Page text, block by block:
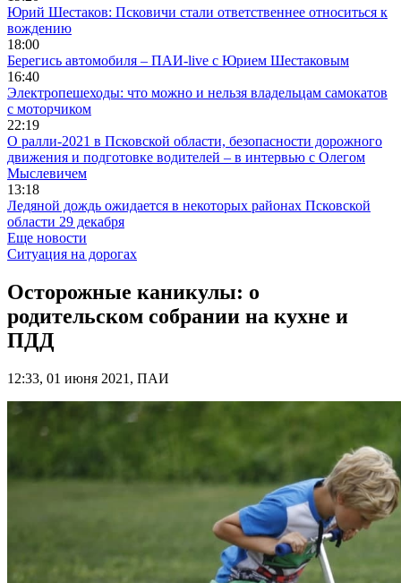
Юрий Шестаков: Псковичи стали ответственнее относиться к
вождению
18:00
Берегись автомобиля – ПАИ-live с Юрием Шестаковым
16:40
Электропешеходы: что можно и нельзя владельцам самокатов
с моторчиком
22:19
О ралли-2021 в Псковской области, безопасности дорожного
движения и подготовке водителей – в интервью с Олегом
Мыслевичем
13:18
Ледяной дождь ожидается в некоторых районах Псковской
области 29 декабря
Еще новости
Ситуация на дорогах
Осторожные каникулы: о
родительском собрании на кухне и
ПДД
12:33, 01 июня 2021, ПАИ